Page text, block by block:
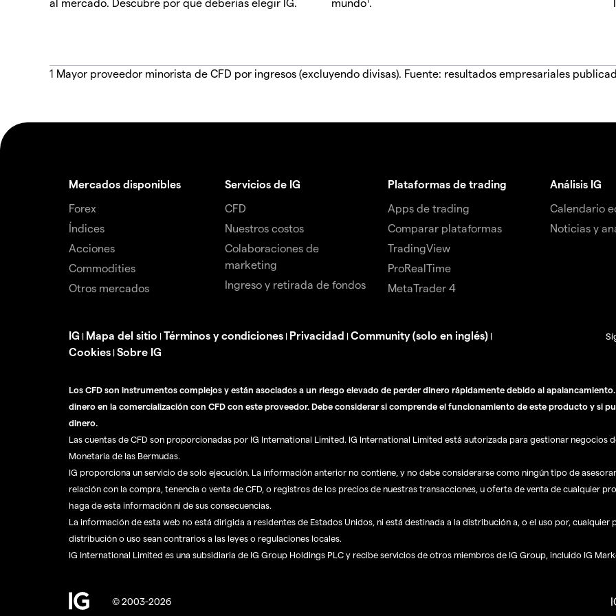
al mercado. Descubre por qué deberías elegir IG. mundo .
1 Mayor proveedor minorista de CFD por ingresos (excluyendo divisas). Fuente: resultados empresariales
Mercados disponibles
Forex
Índices
Acciones
Commodities
Otros mercados
Servicios de IG
CFD
Nuestros costos
Colaboraciones de
marketing
Ingreso y retirada de fondos
Plataformas de trading
Apps de trading
Comparar plataformas
TradingView
ProRealTime
MetaTrader 4
Análisis IG
Calendario
Noticias y
IG | Mapa del sitio | Términos y condiciones | Privacidad | Community (solo en inglés) |
Cookies | Sobre IG
Los CFD son instrumentos complejos y están asociados a un riesgo elevado de perder dinero rápidamente debido al
dinero en la comercialización con CFD con este proveedor. Debe considerar si comprende el funcionamiento de este producto y si
dinero.
Las cuentas de CFD son proporcionadas por IG International Limited. IG International Limited está autorizada para gestionar
Monetaria de las Bermudas.
IG proporciona un servicio de solo ejecución. La información anterior no contiene, y no debe considerarse como ningún tipo de
relación con la compra, tenencia o venta de CFD, o registros de los precios de nuestras transacciones, u oferta de venta de cualquier
haga de esta información ni de sus consecuencias.
La información de esta web no está dirigida a residentes de Estados Unidos, ni está destinada a la distribución a, o el uso por,
distribución o uso sean contrarios a las leyes o regulaciones locales.
IG International Limited es una subsidiaria de IG Group Holdings PLC y recibe servicios de otros miembros de IG Group, incluido IG
© 2003-2026